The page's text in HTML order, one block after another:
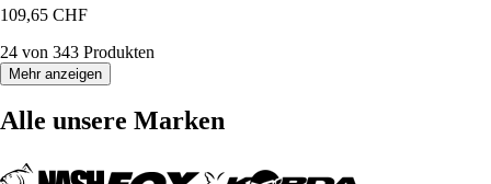
109,65 CHF
24 von 343 Produkten
Mehr anzeigen
Alle unsere Marken